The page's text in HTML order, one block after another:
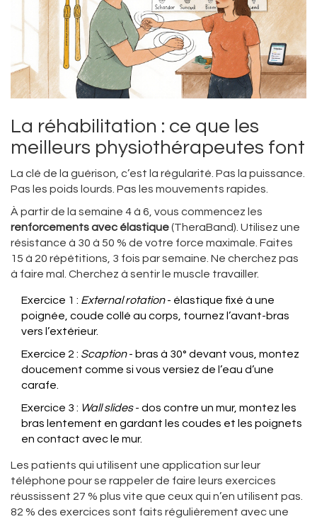
La réhabilitation : ce que les
meilleurs physiothérapeutes font
La clé de la guérison, c’est la régularité. Pas la puissance.
Pas les poids lourds. Pas les mouvements rapides.
À partir de la semaine 4 à 6, vous commencez les
renforcements avec élastique(TheraBand). Utilisez une
résistance à 30 à 50 % de votre force maximale. Faites
15 à 20 répétitions, 3 fois par semaine. Ne cherchez pas
à faire mal. Cherchez à sentir le muscle travailler.
Exercice 1 : External rotation- élastique fixé à une
poignée, coude collé au corps, tournez l’avant-bras
vers l’extérieur.
Exercice 2 : Scaption- bras à 30° devant vous, montez
doucement comme si vous versiez de l’eau d’une
carafe.
Exercice 3 : Wall slides- dos contre un mur, montez les
bras lentement en gardant les coudes et les poignets
en contact avec le mur.
Les patients qui utilisent une application sur leur
téléphone pour se rappeler de faire leurs exercices
réussissent 27 % plus vite que ceux qui n’en utilisent pas.
82 % des exercices sont faits régulièrement avec une